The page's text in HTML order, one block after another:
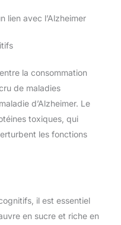
lien avec l’Alzheimer
la consommation
de maladies
d’Alzheimer. Le
toxiques, qui
les fonctions
il est essentiel
en sucre et riche en